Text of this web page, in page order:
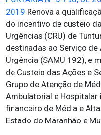
2019 Renova a
do incentivo de custeio
Urgências (CRU) de
destinadas ao Serviço
Urgência (SAMU 192), e
de Custeio das Ações e
Grupo de Atenção de
Ambulatorial e
financeiro de Média e
Estado do Maranhão e